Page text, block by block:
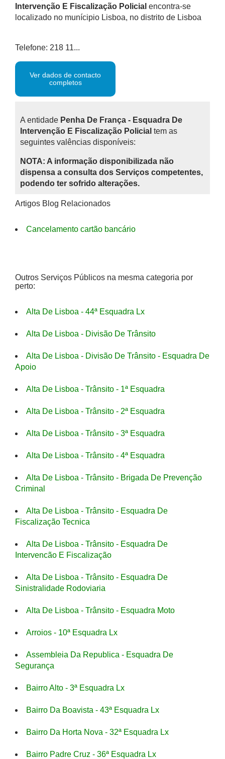
Intervenção E Fiscalização Policial encontra-se
localizado no munícipio Lisboa, no distrito de Lisboa
Telefone: 218 11...
Ver dados de contacto
completos
A entidade Penha De França - Esquadra De
Intervenção E Fiscalização Policial tem as
seguintes valências disponíveis:
NOTA: A informação disponibilizada não
dispensa a consulta dos Serviços competentes,
podendo ter sofrido alterações.
Artigos Blog Relacionados
Cancelamento cartão bancário
Outros Serviços Públicos na mesma categoria por
perto:
Alta De Lisboa - 44ª Esquadra Lx
Alta De Lisboa - Divisão De Trânsito
Alta De Lisboa - Divisão De Trânsito - Esquadra De
Apoio
Alta De Lisboa - Trânsito - 1ª Esquadra
Alta De Lisboa - Trânsito - 2ª Esquadra
Alta De Lisboa - Trânsito - 3ª Esquadra
Alta De Lisboa - Trânsito - 4ª Esquadra
Alta De Lisboa - Trânsito - Brigada De Prevenção
Criminal
Alta De Lisboa - Trânsito - Esquadra De
Fiscalização Tecnica
Alta De Lisboa - Trânsito - Esquadra De
Intervencão E Fiscalização
Alta De Lisboa - Trânsito - Esquadra De
Sinistralidade Rodoviaria
Alta De Lisboa - Trânsito - Esquadra Moto
Arroios - 10ª Esquadra Lx
Assembleia Da Republica - Esquadra De
Segurança
Bairro Alto - 3ª Esquadra Lx
Bairro Da Boavista - 43ª Esquadra Lx
Bairro Da Horta Nova - 32ª Esquadra Lx
Bairro Padre Cruz - 36ª Esquadra Lx